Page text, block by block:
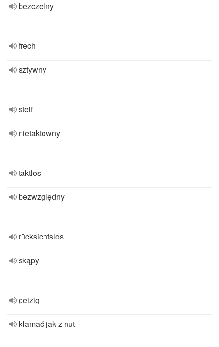
bezczelny
frech
sztywny
steif
nietaktowny
taktlos
bezwzględny
rücksichtslos
skąpy
geizig
kłamać jak z nut